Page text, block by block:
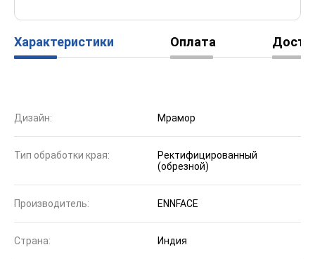
Характеристики Оплата
Дизайн: Мрамор
Тип обработки края:
Ректифицированный
(обрезной)
Производитель: ENNFACE
Страна: Индия